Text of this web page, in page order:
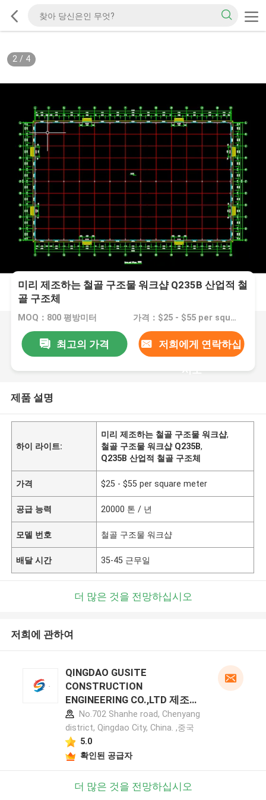
2/ 4
미리 제조하는 철골 구조물 워크샵 Q235B 산업적 철
골 구조체
MOQ：800 평방미터 가격：$25 - $55 per square meter
최고의 가격 저희에게 연락하십
시오
제품 설명
하이 라이트:
미리 제조하는 철골 구조물 워크샵,
철골 구조물 워크샵 Q235B,
Q235B 산업적 철골 구조체
가격 $25 - $55 per square meter
공급 능력 20000 톤 / 년
모델 번호 철골 구조물 워크샵
배달 시간 35-45 근무일
더 많은 것을 전망하십시오
저희에 관하여
QINGDAO GUSITE
CONSTRUCTION
ENGINEERING CO.,LTD 제조업
체 프로필
No.702 Shanhe road, Chenyang
district, Qingdao City, China. ,중국
5.0
확인된 공급자
더 많은 것을 전망하십시오